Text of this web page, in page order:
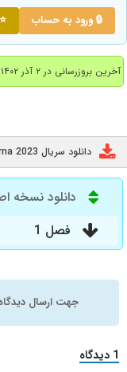
🔒 ورود به حساب
آخرین بروزرسانی در ۲ آذر ۱۴۰۲ ، فصل اول اضافه شد.
دانلود سریال Suburræterna 2023
دانلود نسخه
فصل 1
جهت ارسال
1 دیدگاه